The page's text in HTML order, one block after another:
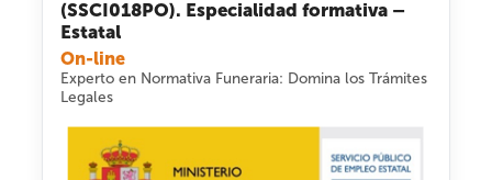
(SSCI018PO). Especialidad formativa –
Estatal
On-line
Experto en Normativa Funeraria: Domina los Trámites
Legales